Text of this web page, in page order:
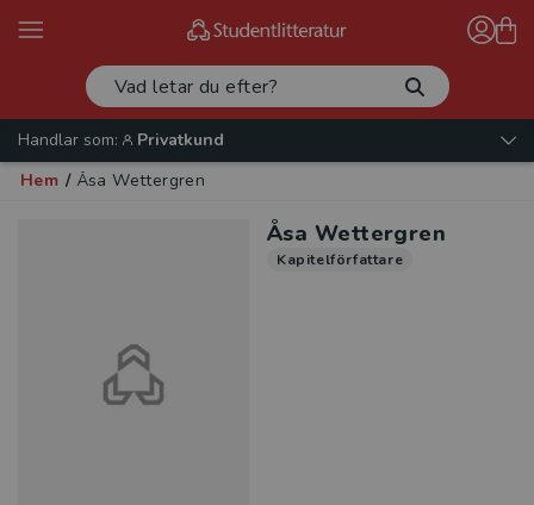
Handlar som:
Privatkund
Hem / Åsa Wettergren
Åsa Wettergren
Kapitelförfattare